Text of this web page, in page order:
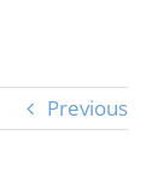
Previous